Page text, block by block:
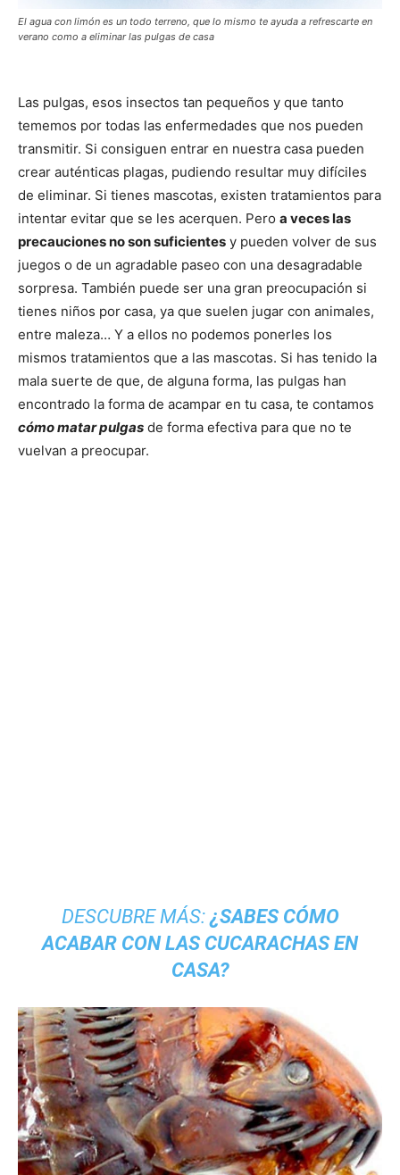
El agua con limón es un todo terreno, que lo mismo te ayuda a refrescarte en
verano como a eliminar las pulgas de casa
Las pulgas, esos insectos tan pequeños y que tanto
tememos por todas las enfermedades que nos pueden
transmitir. Si consiguen entrar en nuestra casa pueden
crear auténticas plagas, pudiendo resultar muy difíciles
de eliminar. Si tienes mascotas, existen tratamientos para
intentar evitar que se les acerquen. Pero a veces las
precauciones no son suficientes y pueden volver de sus
juegos o de un agradable paseo con una desagradable
sorpresa. También puede ser una gran preocupación si
tienes niños por casa, ya que suelen jugar con animales,
entre maleza… Y a ellos no podemos ponerles los
mismos tratamientos que a las mascotas. Si has tenido la
mala suerte de que, de alguna forma, las pulgas han
encontrado la forma de acampar en tu casa, te contamos
cómo matar pulgas de forma efectiva para que no te
vuelvan a preocupar.
DESCUBRE MÁS: ¿SABES CÓMO
ACABAR CON LAS CUCARACHAS EN
CASA?